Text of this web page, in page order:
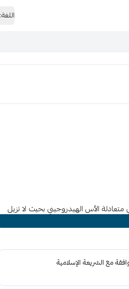
اللغة:
الأس الهيدروجيني بحيث لا تزيل
غسيلنا التقليدي الأكثر تميزًا